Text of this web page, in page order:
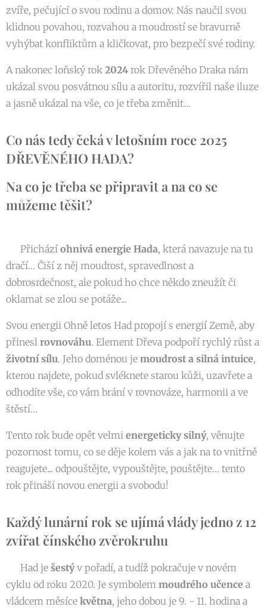
zvíře, pečující o svou rodinu a domov. Nás naučil svou
klidnou povahou, rozvahou a moudrostí se bravurně
vyhýbat konfliktům a kličkovat, pro bezpečí své rodiny.
A nakonec loňský rok 2024 rok Dřevěného Draka nám
ukázal svou posvátnou sílu a autoritu, rozvířil naše iluze
a jasně ukázal na vše, co je třeba změnit…
Co nás tedy čeká v letošním roce 2025
DŘEVĚNÉHO HADA?
Na co je třeba se připravit a na co se
můžeme těšit?
🐍 Přichází ohnivá energie Hada, která navazuje na tu
dračí… Čiší z něj moudrost, spravedlnost a
dobrosrdečnost, ale pokud ho chce někdo zneužít či
oklamat se zlou se potáže...
Svou energii Ohně letos Had propojí s energií Země, aby
přinesl rovnováhu. Element Dřeva podpoří rychlý růst a
životní sílu. Jeho doménou je moudrost a silná intuice,
kterou najdete, pokud svléknete starou kůži, uzavřete a
odhodíte vše, co vám brání v rovnováze, harmonii a ve
štěstí…
Tento rok bude opět velmi energeticky silný, věnujte
pozornost tomu, co se děje kolem vás a jak na to vnitřně
reagujete... odpouštějte, vypouštějte, pouštějte… tento
rok přináší novou energii a svobodu!
Každý lunární rok se ujímá vlády jedno z 12
zvířat čínského zvěrokruhu
🐍 Had je šestýv pořadí, a tudíž pokračuje v novém
cyklu od roku 2020. Je symbolem moudrého učence a
vládcem měsíce května, jeho dobou je 9. - 11. hodina a